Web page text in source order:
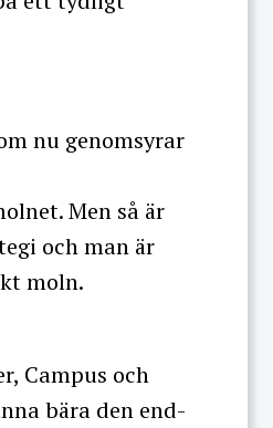
nu genomsyrar
Men så är
och man är
moln.
Campus och
bära den end-